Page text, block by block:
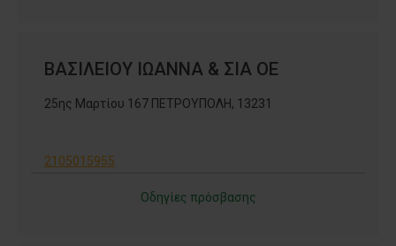
ΒΑΣΙΛΕΙΟΥ ΙΩΑΝΝΑ & ΣΙΑ ΟΕ
25ης Μαρτίου 167 ΠΕΤΡΟΥΠΟΛΗ, 13231
2105015955
Οδηγίες πρόσβασης